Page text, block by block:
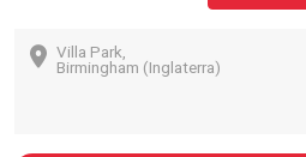
Villa Park,
Birmingham (Inglaterra)